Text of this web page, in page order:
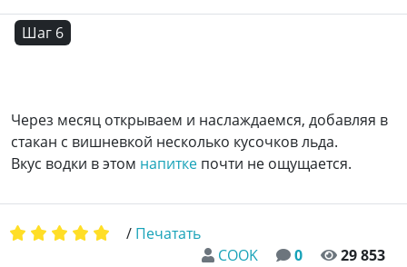
Шаг 6
Через месяц открываем и наслаждаемся, добавляя в
стакан с вишневкой несколько кусочков льда.
Вкус водки в этом напитке почти не ощущается.
COOK 0 29 853
/ Печатать